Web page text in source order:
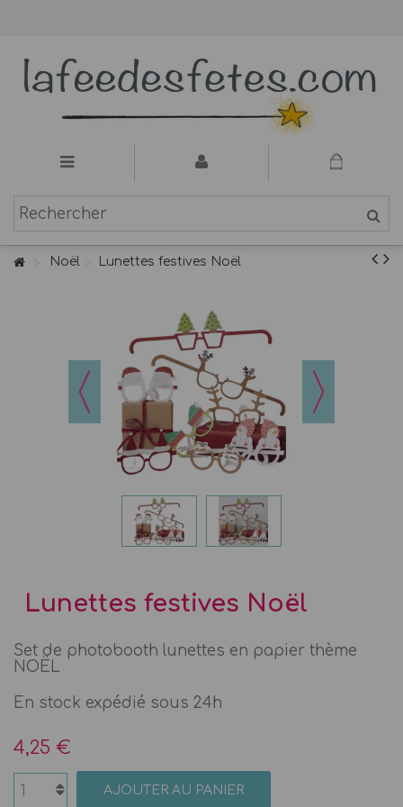
Noël Lunettes festives Noël
Lunettes festives Noël
Set de photobooth lunettes en papier thème
NOËL
En stock expédié sous 24h
4,25 €
AJOUTER AU PANIER